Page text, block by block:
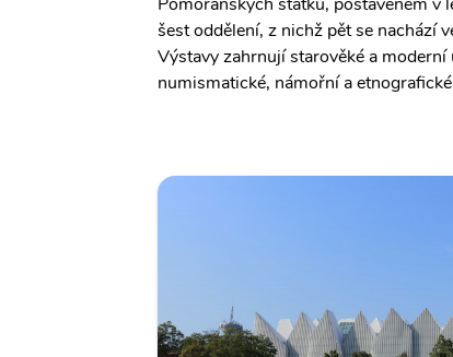
šest oddělení, z nichž pět se nachází
Výstavy zahrnují starověké a
numismatické, námořní a